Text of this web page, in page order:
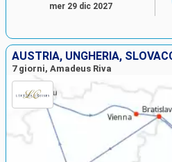
mer 29 dic 2027
AUSTRIA, UNGHERIA,
7 giorni, Amadeus Riva